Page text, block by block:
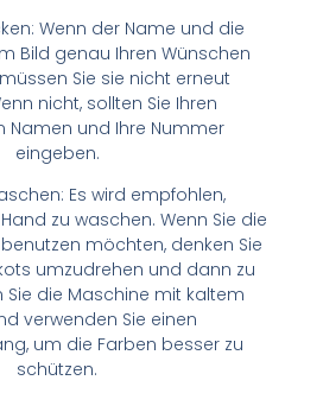
Wenn der Name und die
Bild genau Ihren Wünschen
Sie sie nicht erneut
nicht, sollten Sie Ihren
Namen und Ihre Nummer
eingeben.
Es wird empfohlen,
zu waschen. Wenn Sie die
möchten, denken Sie
umzudrehen und dann zu
Sie die Maschine mit kaltem
verwenden Sie einen
um die Farben besser zu
schützen.